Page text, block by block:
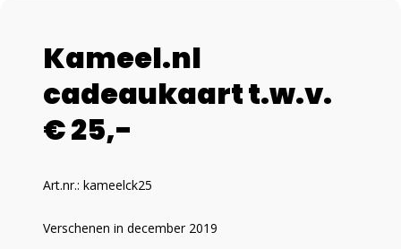
Kameel.nl
cadeaukaart t.w.v.
€ 25,-
Art.nr.: kameelck25
Verschenen in december 2019